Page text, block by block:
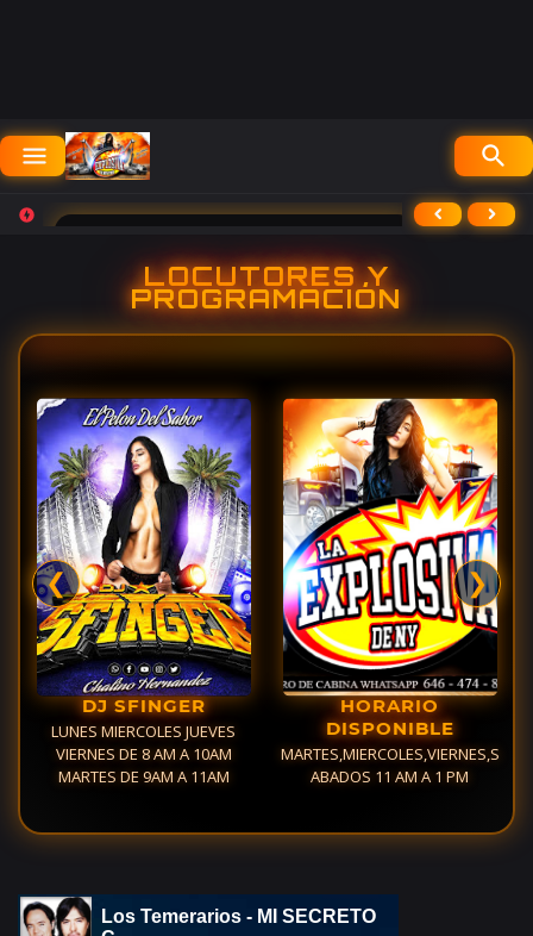
LOCUTORES Y
PROGRAMACIÓN
❮ ❯
DJ SFINGER
LUNES MIERCOLES JUEVES
VIERNES DE 8 AM A 10AM
MARTES DE 9AM A 11AM
HORARIO
DISPONIBLE
MARTES,MIERCOLES,VIERNES,S
ABADOS 11 AM A 1 PM